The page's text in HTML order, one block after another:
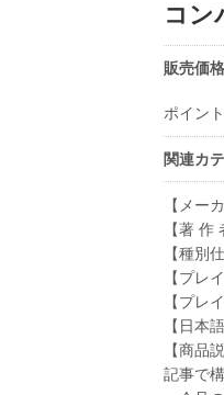
コン
販売価
ポイン
関連カ
【メー
【著
【種別
【プレ
【プレ
【日本
【商品
記事で